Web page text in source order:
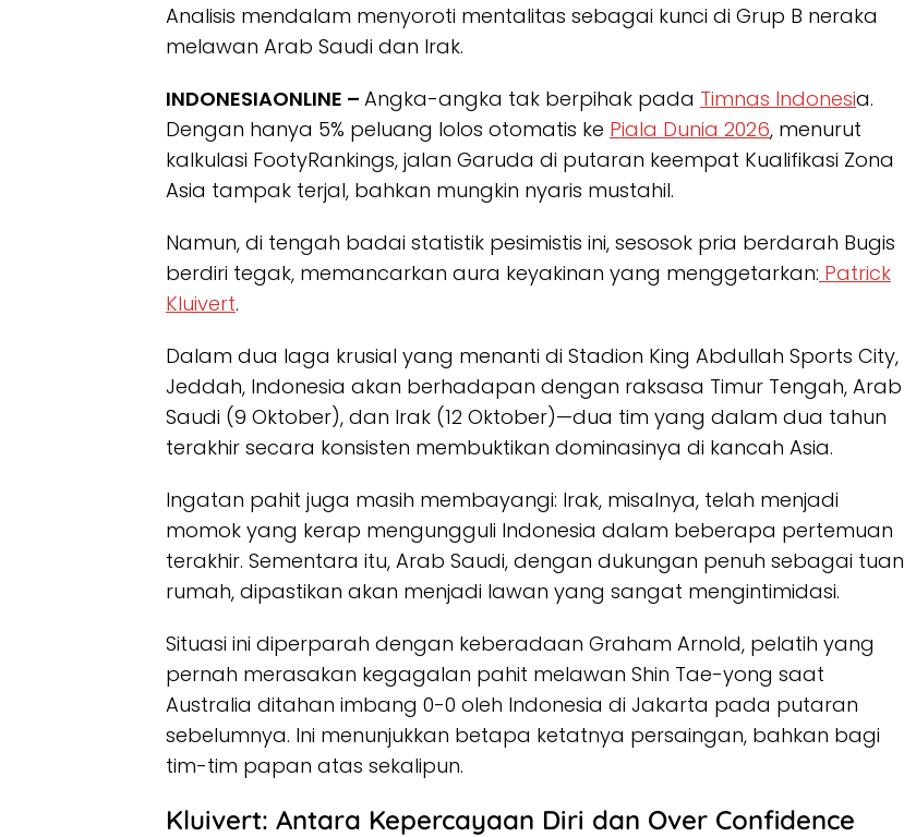
Analisis mendalam menyoroti mentalitas sebagai kunci di Grup B neraka
melawan Arab Saudi dan Irak.
INDONESIAONLINE – Angka-angka tak berpihak pada Timnas Indonesia.
Dengan hanya 5% peluang lolos otomatis ke Piala Dunia 2026, menurut
kalkulasi FootyRankings, jalan Garuda di putaran keempat Kualifikasi Zona
Asia tampak terjal, bahkan mungkin nyaris mustahil.
Namun, di tengah badai statistik pesimistis ini, sesosok pria berdarah Bugis
berdiri tegak, memancarkan aura keyakinan yang menggetarkan: Patrick
Kluivert.
Dalam dua laga krusial yang menanti di Stadion King Abdullah Sports City,
Jeddah, Indonesia akan berhadapan dengan raksasa Timur Tengah, Arab
Saudi (9 Oktober), dan Irak (12 Oktober)—dua tim yang dalam dua tahun
terakhir secara konsisten membuktikan dominasinya di kancah Asia.
Ingatan pahit juga masih membayangi: Irak, misalnya, telah menjadi
momok yang kerap mengungguli Indonesia dalam beberapa pertemuan
terakhir. Sementara itu, Arab Saudi, dengan dukungan penuh sebagai tuan
rumah, dipastikan akan menjadi lawan yang sangat mengintimidasi.
Situasi ini diperparah dengan keberadaan Graham Arnold, pelatih yang
pernah merasakan kegagalan pahit melawan Shin Tae-yong saat
Australia ditahan imbang 0-0 oleh Indonesia di Jakarta pada putaran
sebelumnya. Ini menunjukkan betapa ketatnya persaingan, bahkan bagi
tim-tim papan atas sekalipun.
Kluivert: Antara Kepercayaan Diri dan Over Confidence